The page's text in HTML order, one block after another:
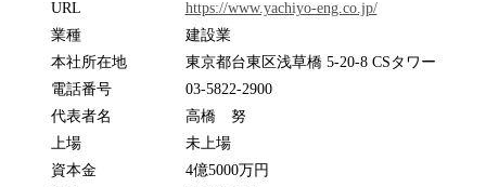
URL
https://www.yachiyo-eng.co.jp/
業種
建設業
本社所在地
東京都台東区浅草橋 5-20-8 CSタワー
電話番号
03-5822-2900
代表者名
高橋 努
上場
未上場
資本金
4億5000万円